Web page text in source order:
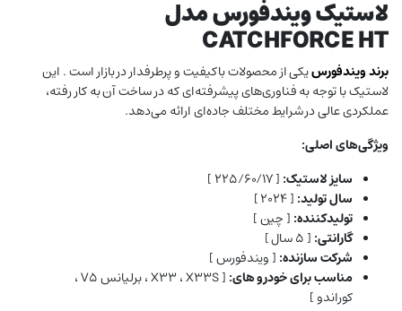
لاستیک ویندفورس مدل
CATCHFORCE HT
برندویندفورسیکی از محصولات باکیفیت و پرطرفدار در بازار است . این
لاستیک با توجه به فناوری‌های پیشرفته‌ای که در ساخت آن به کار رفته،
عملکردی عالی در شرایط مختلف جاده‌ای ارائه می‌دهد.
ویژگی‌های اصلی:
سایز لاستیک: [ ۲۲۵/۶۰/۱۷ ]
سال تولید: [ ۲۰۲۴ ]
تولیدکننده: [ چین ]
گارانتی: [ ۵ سال ]
شرکت سازنده: [ ویندفورس ]
مناسب برای خودرو های:
[ X33 ، X33S ، برلیانس V5 ،
کوراندو ]